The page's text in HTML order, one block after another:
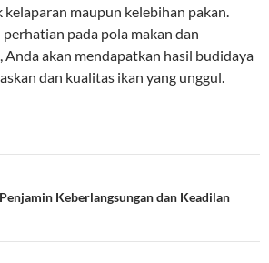
maupun kelebihan pakan.
pada pola makan dan
Anda akan mendapatkan hasil budidaya
dan kualitas ikan yang unggul.
Keberlangsungan dan Keadilan